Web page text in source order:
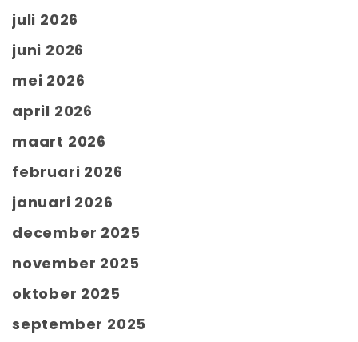
juli 2026
juni 2026
mei 2026
april 2026
maart 2026
februari 2026
januari 2026
december 2025
november 2025
oktober 2025
september 2025